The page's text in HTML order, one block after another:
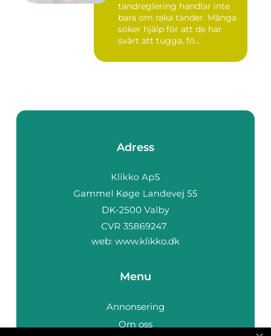
tandreglering handlar inte
bara om raka tänder. Många
söker hjälp för att de har
svårt att tugga, fö...
Adress
web: www.klikko.dk
Menu
Annonsering
Om oss